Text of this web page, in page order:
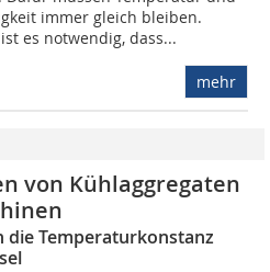
immer gleich bleiben.
es notwendig, dass...
mehr
von Kühlaggregaten
Temperaturkonstanz